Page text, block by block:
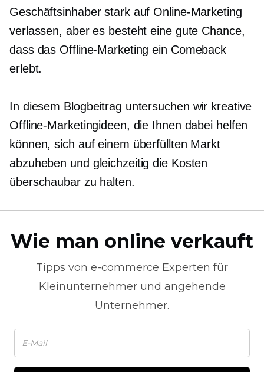
Geschäftsinhaber stark auf Online-Marketing
verlassen, aber es besteht eine gute Chance,
dass das Offline-Marketing ein Comeback
erlebt.
In diesem Blogbeitrag untersuchen wir kreative
Offline-Marketingideen, die Ihnen dabei helfen
können, sich auf einem überfüllten Markt
abzuheben und gleichzeitig die Kosten
überschaubar zu halten.
Wie man online verkauft
Tipps von e-commerce Experten für
Kleinunternehmer und angehende
Unternehmer.